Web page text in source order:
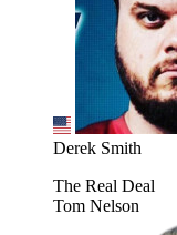
Derek Smith
The Real Deal
Tom Nelson